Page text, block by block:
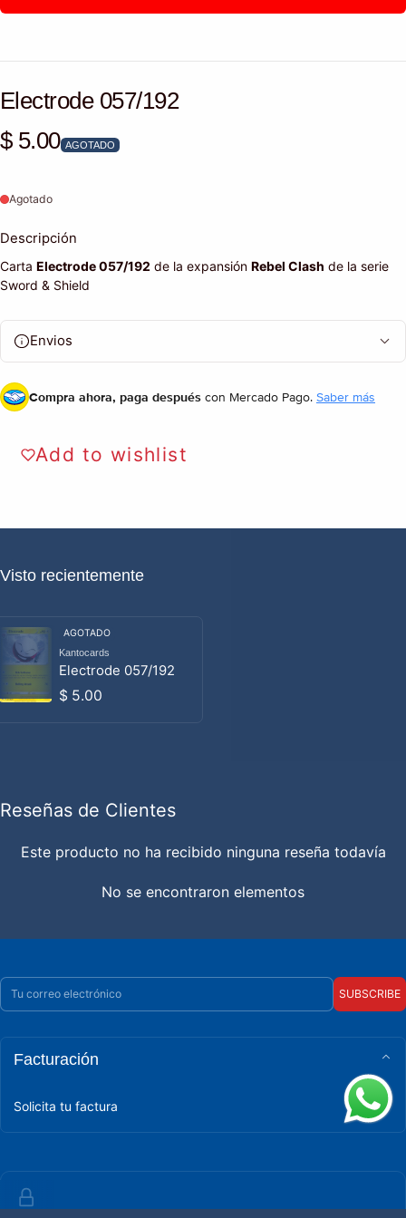
Electrode 057/192
Precio habitual
$ 5.00 AGOTADO
Agotado
Descripción
Carta Electrode 057/192 de la expansión Rebel Clash de la serie
Sword & Shield
Envios
Compra ahora, paga después con Mercado Pago. Saber más
Add to wishlist
Visto recientemente
AGOTADO
Proveedor:
Kantocards
Electrode 057/192
Precio habitual
$ 5.00
Reseñas de Clientes
Este producto no ha recibido ninguna reseña todavía
No se encontraron elementos
Correo electrónico
SUBSCRIBE
Facturación
Solicita tu factura